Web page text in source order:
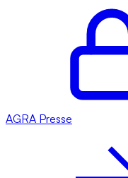
AGRA Presse